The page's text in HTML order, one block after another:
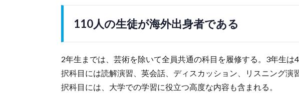
110人の生徒が海外出身者である
2年生までは、芸術を除いて全員共通の科目を履修する。3年生
択科目には読解演習、英会話、ディスカッション、リスニング演
択科目には、大学での学習に役立つ高度な内容も含まれる。